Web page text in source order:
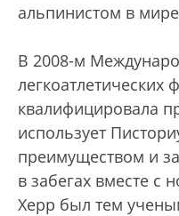
альпинистом в
В 2008-м
легкоатлетических
квалифицировала
использует
преимуществом и
в забегах вместе с
Херр был тем